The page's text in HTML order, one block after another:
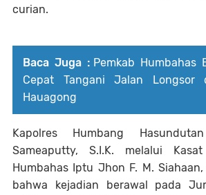
curian.
Baca Juga : Pemkab Humbahas
Cepat Tangani Jalan Longsor
Hauagong
Kapolres Humbang
Sameaputty, S.I.K. melalui
Humbahas Iptu Jhon F. M. Siahaan,
bahwa kejadian berawal pada